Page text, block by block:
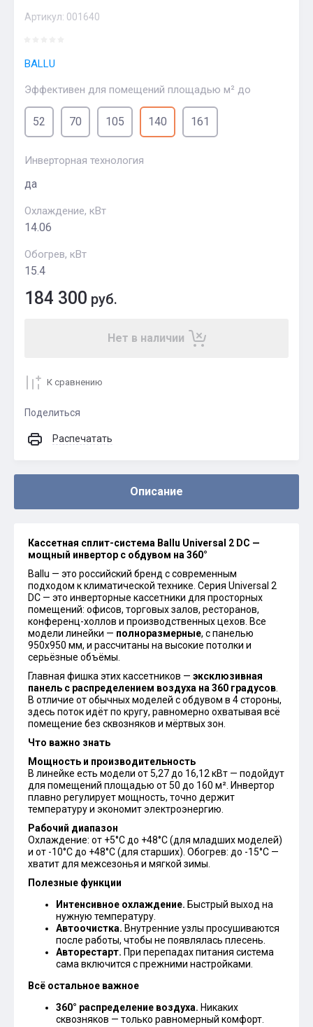
Артикул: 001640
BALLU
Эффективен для помещений площадью м² до
52 70 105 140 161
Инверторная технология
да
Охлаждение, кВт
14.06
Обогрев, кВт
15.4
184 300 руб.
Нет в наличии
К сравнению
Поделиться
Распечатать
Описание
Кассетная сплит-система Ballu Universal 2 DC —
мощный инвертор с обдувом на 360°
Ballu — это российский бренд с современным
подходом к климатической технике. Серия Universal 2
DC — это инверторные кассетники для просторных
помещений: офисов, торговых залов, ресторанов,
конференц-холлов и производственных цехов. Все
модели линейки — полноразмерные, с панелью
950х950 мм, и рассчитаны на высокие потолки и
серьёзные объёмы.
Главная фишка этих кассетников — эксклюзивная
панель с распределением воздуха на 360 градусов
В отличие от обычных моделей с обдувом в 4 стороны,
здесь поток идёт по кругу, равномерно охватывая всё
помещение без сквозняков и мёртвых зон.
Что важно знать
Мощность и производительность
В линейке есть модели от 5,27 до 16,12 кВт — подойдут
для помещений площадью от 50 до 160 м². Инвертор
плавно регулирует мощность, точно держит
температуру и экономит электроэнергию.
Рабочий диапазон
Охлаждение: от +5°С до +48°С (для младших моделей)
и от -10°С до +48°С (для старших). Обогрев: до -15°С —
хватит для межсезонья и мягкой зимы.
Полезные функции
Интенсивное охлаждение. Быстрый выход на
нужную температуру.
Автоочистка. Внутренние узлы просушиваются
после работы, чтобы не появлялась плесень.
Авторестарт. При перепадах питания система
сама включится с прежними настройками.
Всё остальное важное
360° распределение воздуха. Никаких
сквозняков — только равномерный комфорт.